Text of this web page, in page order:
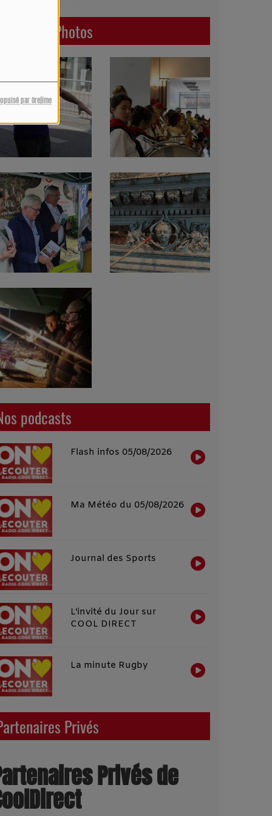
par Orejime
Dernières Photos
podcasts
Flash infos 05/08/2026
Ma Météo du 05/08/2026
Journal des Sports
L'invité du Jour sur
COOL DIRECT
La minute Rugby
Privés
Privés de